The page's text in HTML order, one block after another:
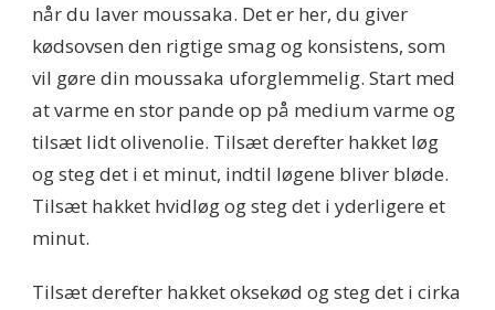
når du laver moussaka. Det er her, du giver
kødsovsen den rigtige smag og konsistens, som
vil gøre din moussaka uforglemmelig. Start med
at varme en stor pande op på medium varme og
tilsæt lidt olivenolie. Tilsæt derefter hakket løg
og steg det i et minut, indtil løgene bliver bløde.
Tilsæt hakket hvidløg og steg det i yderligere et
minut.
Tilsæt derefter hakket oksekød og steg det i cirka